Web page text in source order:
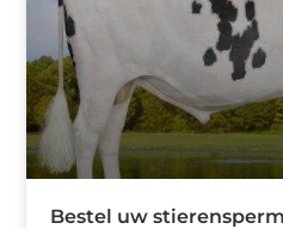
Bestel uw